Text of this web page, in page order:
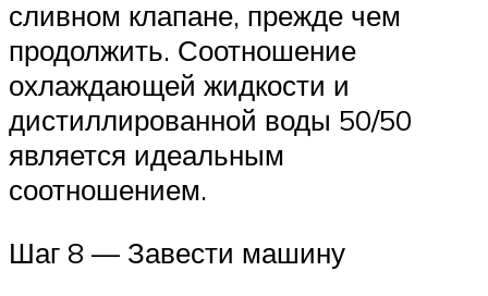
сливном клапане, прежде чем
продолжить. Соотношение
охлаждающей жидкости и
дистиллированной воды 50/50
является идеальным
соотношением.
Шаг 8 — Завести машину